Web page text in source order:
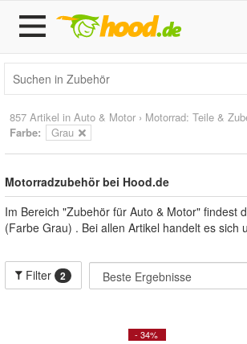
857 Artikel in Auto & Motor › Motorrad: Teile &
Farbe:
Grau
Motorradzubehör bei Hood.de
Im Bereich "Zubehör für Auto & Motor" findest
(Farbe Grau) . Bei allen Artikel handelt es sich
Filter 2
- 34%